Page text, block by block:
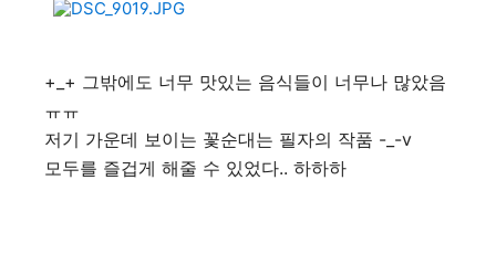
+_+ 그밖에도 너무 맛있는 음식들이 너무나 많았음
ㅠㅠ
저기 가운데 보이는 꽃순대는 필자의 작품 -_-v
모두를 즐겁게 해줄 수 있었다.. 하하하